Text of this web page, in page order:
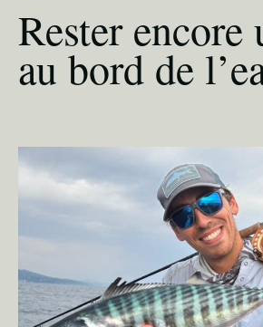
Rester encore
au bord de